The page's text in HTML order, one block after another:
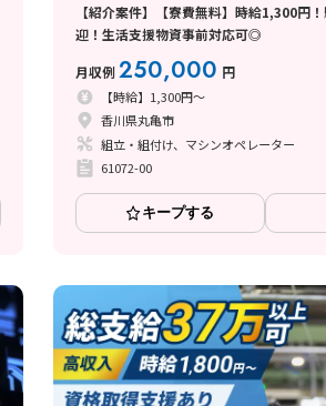
【紹介案件】【寮費無料】時給1,300円
迎！生活支援物資事前対応可◎
月収例250,000 円
【時給】1,300円～
香川県丸亀市
組立・組付け、マシンオペレーター
61072-00
キープする